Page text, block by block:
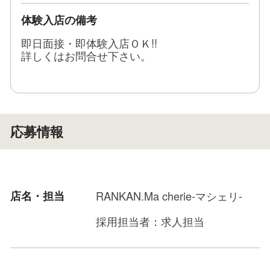
しかも新店なので周りを気にせずに新たなスタート
そしてこういったお仕事が初めての方にも安心して
元キャスト経験のある女性スタッフもおりますので
とても大事だと考えています。
当店では月1度全体ミーティングを行っており
女の子がより良い環境でお仕事ができるように
体験入店の備考
即日面接・即体験入店ＯＫ!!
詳しくはお問合せ下さい。
応募情報
店名・担当
RANKAN.Ma cherie-マシェリ-
採用担当者：求人担当